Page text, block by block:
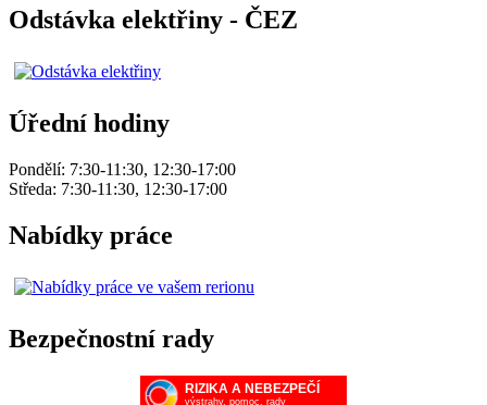
Odstávka elektřiny - ČEZ
Úřední hodiny
Pondělí: 7:30-11:30, 12:30-17:00
Středa: 7:30-11:30, 12:30-17:00
Nabídky práce
Bezpečnostní rady